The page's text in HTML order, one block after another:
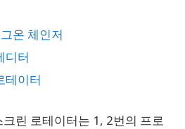
온 체인저
디터
테이터
린 로테이터는 1, 2번의 프로